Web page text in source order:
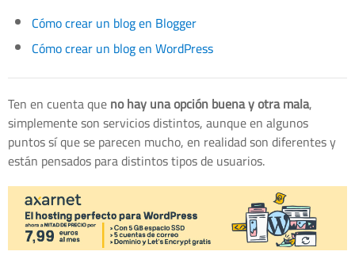
Cómo crear un blog en Blogger
Cómo crear un blog en WordPress
Ten en cuenta queno hay una opción buena y otra mala,
simplemente son servicios distintos, aunque en algunos
puntos sí que se parecen mucho, en realidad son diferentes y
están pensados para distintos tipos de usuarios.